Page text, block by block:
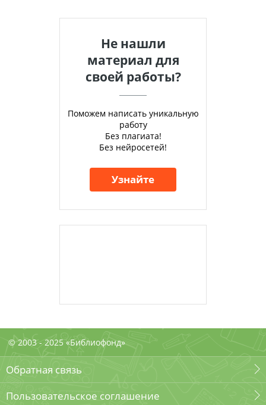
Не нашли
материал для
своей работы?
Поможем написать уникальную
работу
Без плагиата!
Без нейросетей!
Узнайте
© 2003 - 2025 «Библиофонд»
Обратная связь
Пользовательское соглашение